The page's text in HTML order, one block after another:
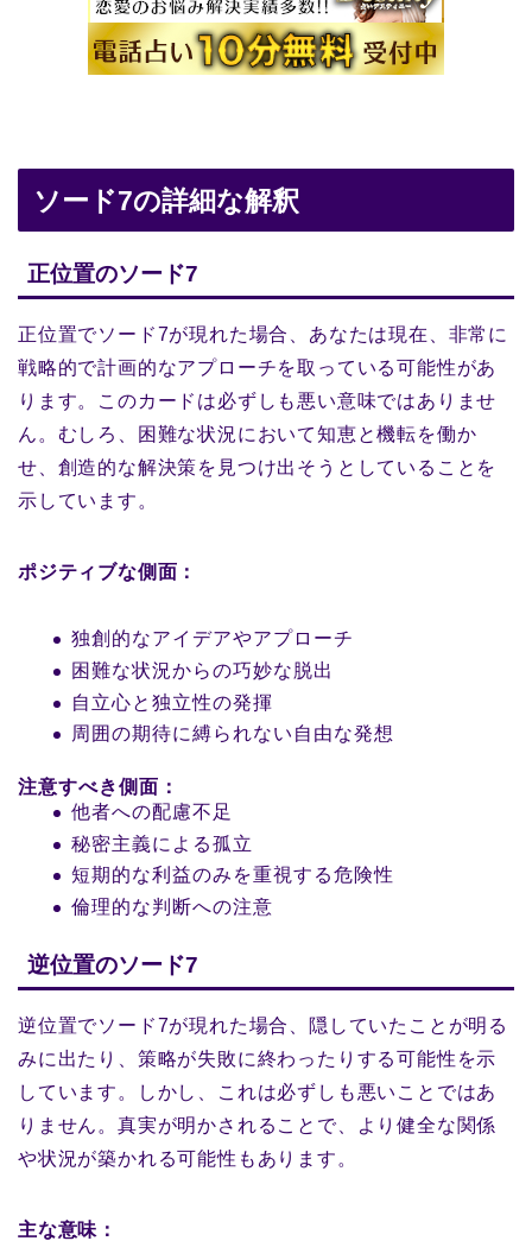
ソード7の詳細な解釈
正位置のソード7
正位置でソード7が現れた場合、あなたは現在、非常に
戦略的で計画的なアプローチを取っている可能性があ
ります。このカードは必ずしも悪い意味ではありませ
ん。むしろ、困難な状況において知恵と機転を働か
せ、創造的な解決策を見つけ出そうとしていることを
示しています。
ポジティブな側面：
独創的なアイデアやアプローチ
困難な状況からの巧妙な脱出
自立心と独立性の発揮
周囲の期待に縛られない自由な発想
注意すべき側面：
他者への配慮不足
秘密主義による孤立
短期的な利益のみを重視する危険性
倫理的な判断への注意
逆位置のソード7
逆位置でソード7が現れた場合、隠していたことが明る
みに出たり、策略が失敗に終わったりする可能性を示
しています。しかし、これは必ずしも悪いことではあ
りません。真実が明かされることで、より健全な関係
や状況が築かれる可能性もあります。
主な意味：